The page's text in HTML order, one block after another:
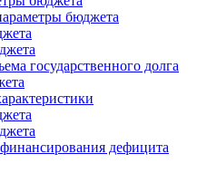
бюджета
государственного долга
дефицита